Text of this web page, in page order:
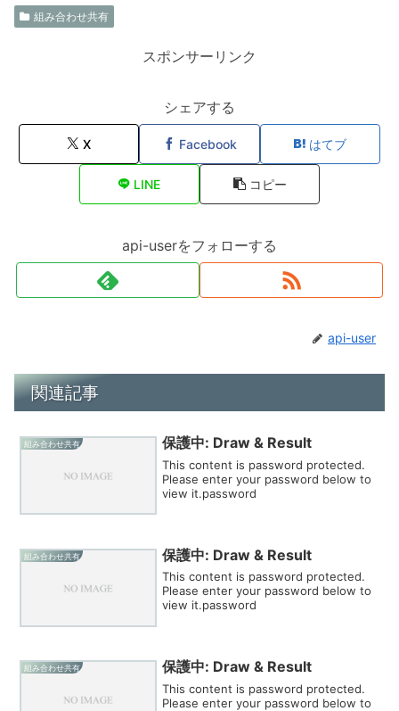
組み合わせ共有
スポンサーリンク
シェアする
X Facebook はてブ
LINE コピー
api-userをフォローする
api-user
関連記事
組み合わせ共有 保護中: Draw & Result
This content is password protected.
Please enter your password below to
view it.password
組み合わせ共有 保護中: Draw & Result
This content is password protected.
Please enter your password below to
view it.password
組み合わせ共有 保護中: Draw & Result
This content is password protected.
Please enter your password below to